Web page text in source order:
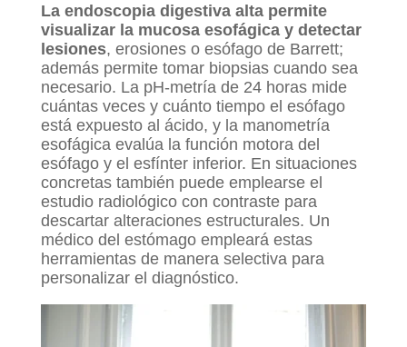
La endoscopia digestiva alta permite
visualizar la mucosa esofágica y detectar
lesiones, erosiones o esófago de Barrett;
además permite tomar biopsias cuando sea
necesario. La pH-metría de 24 horas mide
cuántas veces y cuánto tiempo el esófago
está expuesto al ácido, y la manometría
esofágica evalúa la función motora del
esófago y el esfínter inferior. En situaciones
concretas también puede emplearse el
estudio radiológico con contraste para
descartar alteraciones estructurales. Un
médico del estómago empleará estas
herramientas de manera selectiva para
personalizar el diagnóstico.